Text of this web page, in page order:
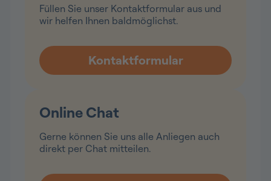
Füllen Sie unser Kontaktformular aus und
wir helfen Ihnen baldmöglichst.
Online Chat
Gerne können Sie uns alle Anliegen auch
direkt per Chat mitteilen.